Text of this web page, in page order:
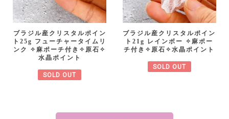
ブラジル産クリスタルポイン
ト25g フューチャータイムリ
ンク ✧麻ポーチ付き✧原石✧
水晶ポイント
SOLD OUT
ブラジル産クリスタルポイン
ト21g レインボー ✧麻ポー
チ付き✧原石✧水晶ポイント
SOLD OUT